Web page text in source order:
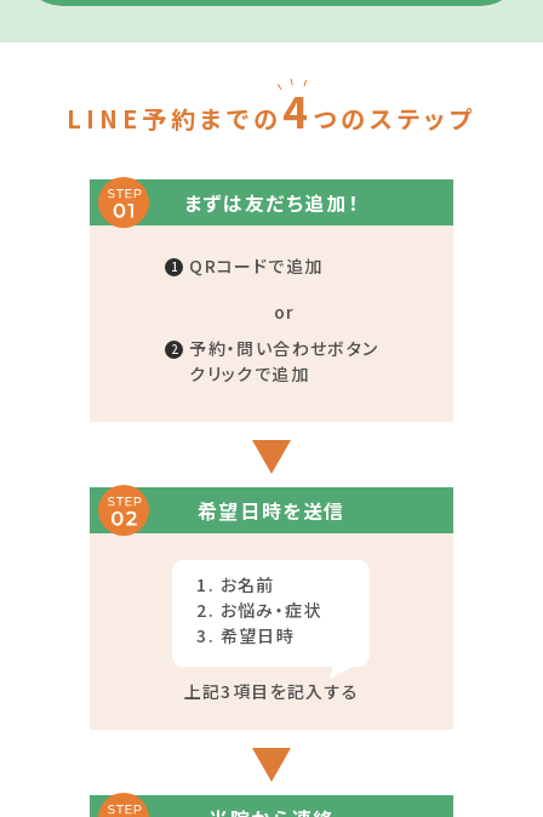
LINE予約までの 4 つのステップ
まずは友だち追加！
QRコードで追加
or
予約・問い合わせボタン
クリックで追加
希望日時を送信
お名前
お悩み・症状
希望日時
上記3項目を記入する